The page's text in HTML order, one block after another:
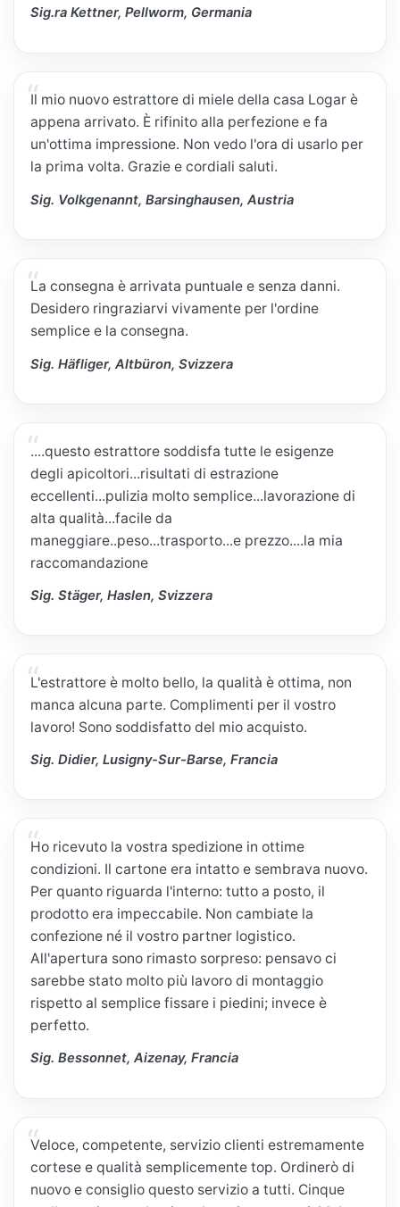
Sig.ra Kettner, Pellworm, Germania
Il mio nuovo estrattore di miele della casa Logar è
appena arrivato. È rifinito alla perfezione e fa
un'ottima impressione. Non vedo l'ora di usarlo per
la prima volta. Grazie e cordiali saluti.
Sig. Volkgenannt, Barsinghausen, Austria
La consegna è arrivata puntuale e senza danni.
Desidero ringraziarvi vivamente per l'ordine
semplice e la consegna.
Sig. Häfliger, Altbüron, Svizzera
....questo estrattore soddisfa tutte le esigenze
degli apicoltori...risultati di estrazione
eccellenti...pulizia molto semplice...lavorazione di
alta qualità...facile da
maneggiare..peso...trasporto...e prezzo....la mia
raccomandazione
Sig. Stäger, Haslen, Svizzera
L'estrattore è molto bello, la qualità è ottima, non
manca alcuna parte. Complimenti per il vostro
lavoro! Sono soddisfatto del mio acquisto.
Sig. Didier, Lusigny-Sur-Barse, Francia
Ho ricevuto la vostra spedizione in ottime
condizioni. Il cartone era intatto e sembrava nuovo.
Per quanto riguarda l'interno: tutto a posto, il
prodotto era impeccabile. Non cambiate la
confezione né il vostro partner logistico.
All'apertura sono rimasto sorpreso: pensavo ci
sarebbe stato molto più lavoro di montaggio
rispetto al semplice fissare i piedini; invece è
perfetto.
Sig. Bessonnet, Aizenay, Francia
Veloce, competente, servizio clienti estremamente
cortese e qualità semplicemente top. Ordinerò di
nuovo e consiglio questo servizio a tutti. Cinque